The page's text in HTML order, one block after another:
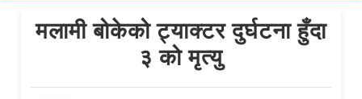
मलामी बोकेको ट्याक्टर दुर्घटना हुँदा
३ को मृत्यु